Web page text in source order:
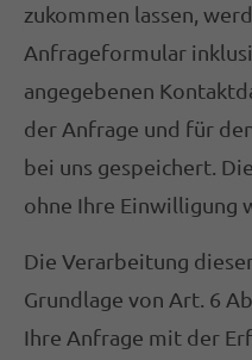
zukommen lassen,
Anfrageformular
angegebenen
der Anfrage und für
bei uns gespeichert.
ohne Ihre Einwilligung
Die Verarbeitung
Grundlage von Art. 6
Ihre Anfrage mit der